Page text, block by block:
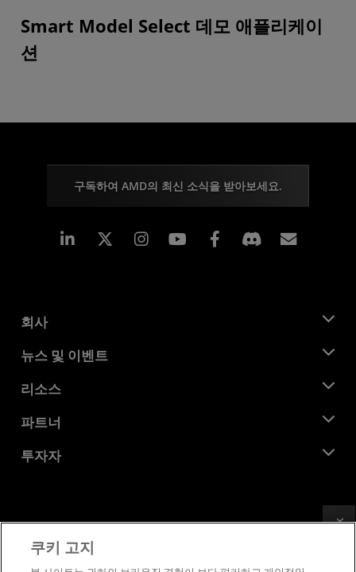
Smart Model Select 데모 애플리케이
션
구독하여 AMD의 최신 소식을 받아보세요.
Linkedin Instagram Facebook
회사
AMD 소개
기업의 사회적 책임
채용
문의하기
뉴스 및 이벤트
뉴스룸
미디어 라이브러리
리소스
개발자 센트럴
사례 연구
파트너
AMD 파트너 허브
투자자
이사위원회
거버넌스 문서
SEC 신고서
상표
쿠키 고지